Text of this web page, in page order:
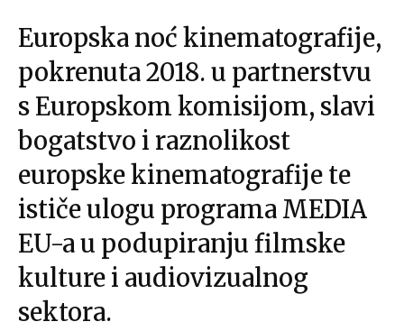
Europska noć kinematografije,
pokrenuta 2018. u partnerstvu
s Europskom komisijom, slavi
bogatstvo i raznolikost
europske kinematografije te
ističe ulogu programa MEDIA
EU-a u podupiranju filmske
kulture i audiovizualnog
sektora.